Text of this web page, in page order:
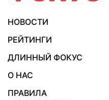
НОВОСТИ
РЕЙТИНГИ
ДЛИННЫЙ ФОКУС
О НАС
ПРАВИЛА